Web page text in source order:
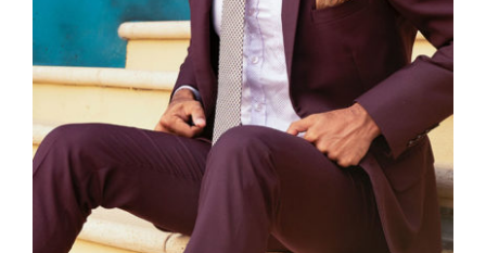
Burgundy Suit